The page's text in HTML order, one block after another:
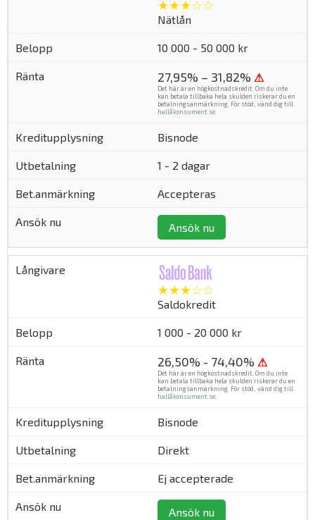
★★★☆☆
Nätlån
10 000 - 50 000 kr
27,95% – 31,82% ⚠
Det här är en högkostnadskredit. Om du inte
kan betala tillbaka hela skulden riskerar du en
betalningsanmärkning. För stöd, vänd dig till
hallåkonsument.se.
Bisnode
1 - 2 dagar
Accepteras
Ansök nu
★★★☆☆
Saldokredit
1 000 - 20 000 kr
26,50% - 74,40% ⚠
Det här är en högkostnadskredit. Om du inte
kan betala tillbaka hela skulden riskerar du en
betalningsanmärkning. För stöd, vänd dig till
hallåkonsument.se
Bisnode
Direkt
Ej accepterade
Ansök nu